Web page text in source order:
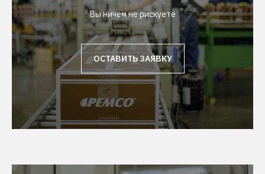
Вы ничем не рискуете
ОСТАВИТЬ ЗАЯВКУ